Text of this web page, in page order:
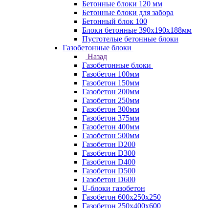
Бетонные блоки 120 мм
Бетонные блоки для забора
Бетонный блок 100
Блоки бетонные 390х190х188мм
Пустотелые бетонные блоки
Газобетонные блоки
Назад
Газобетонные блоки
Газобетон 100мм
Газобетон 150мм
Газобетон 200мм
Газобетон 250мм
Газобетон 300мм
Газобетон 375мм
Газобетон 400мм
Газобетон 500мм
Газобетон D200
Газобетон D300
Газобетон D400
Газобетон D500
Газобетон D600
U-блоки газобетон
Газобетон 600x250x250
Газобетон 250x400x600